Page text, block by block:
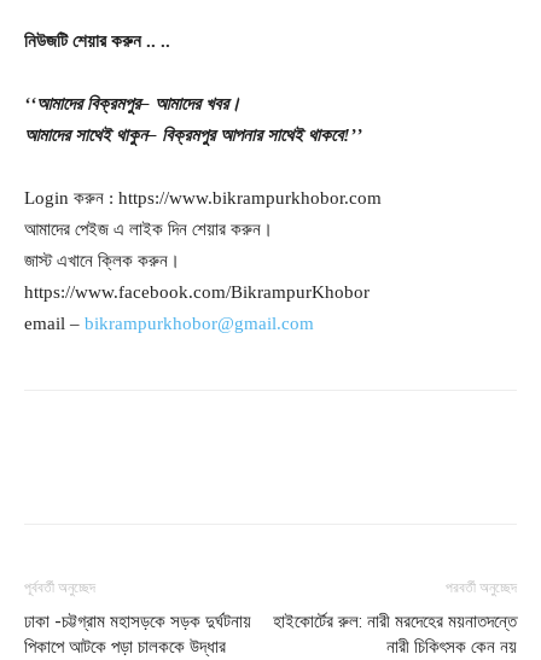
নিউজটি শেয়ার করুন.. ..
‘‘আমাদের বিক্রমপুর– আমাদের খবর।
আমাদের সাথেই থাকুন– বিক্রমপুর আপনার সাথেই থাকবে!’’
Login করুন : https://www.bikrampurkhobor.com
আমাদের পেইজ এ লাইক দিন শেয়ার করুন।
জাস্ট এখানে ক্লিক করুন।
https://www.facebook.com/BikrampurKhobor
email – bikrampurkhobor@gmail.com
পূর্ববর্তী অনুচ্ছেদ
ঢাকা -চট্টগ্রাম মহাসড়কে সড়ক দুর্ঘটনায়
পিকাপে আটকে পড়া চালককে উদ্ধার
পরবর্তী অনুচ্ছেদ
হাইকোর্টের রুল: নারী মরদেহের ময়নাতদন্তে
নারী চিকিৎসক কেন নয়